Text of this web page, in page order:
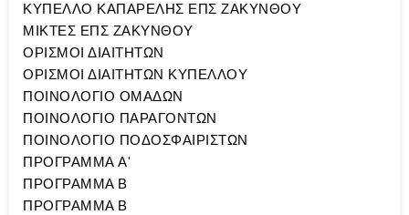
ΚΥΠΕΛΛΟ ΚΑΠΑΡΕΛΗΣ ΕΠΣ ΖΑΚΥΝΘΟΥ
ΜΙΚΤΕΣ ΕΠΣ ΖΑΚΥΝΘΟΥ
ΟΡΙΣΜΟΙ ΔΙΑΙΤΗΤΩΝ
ΟΡΙΣΜΟΙ ΔΙΑΙΤΗΤΩΝ ΚΥΠΕΛΛΟΥ
ΠΟΙΝΟΛΟΓΙΟ ΟΜΑΔΩΝ
ΠΟΙΝΟΛΟΓΙΟ ΠΑΡΑΓΟΝΤΩΝ
ΠΟΙΝΟΛΟΓΙΟ ΠΟΔΟΣΦΑΙΡΙΣΤΩΝ
ΠΡΟΓΡΑΜΜΑ A'
ΠΡΟΓΡΑΜΜΑ Β
ΠΡΟΓΡΑΜΜΑ Β